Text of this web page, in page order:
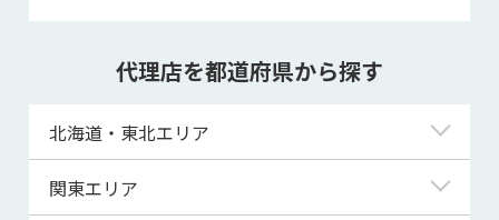
代理店を都道府県から探す
北海道・東北エリア
北海道
関東エリア